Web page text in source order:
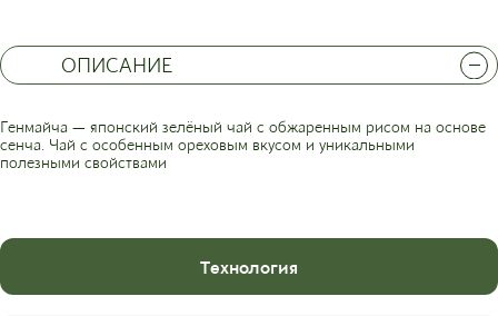
ОПИСАНИЕ
Генмайча — японский зелёный чай с обжаренным рисом на основе
сенча. Чай с особенным ореховым вкусом и уникальными
полезными свойствами
Технология